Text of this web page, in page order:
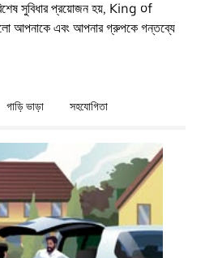
সুবিধার প্রয়োজন হয়, King of
এবং আপনার গ্রুপকে গন্তব্যে
গাড়ি ভাড়া সহযোগিতা